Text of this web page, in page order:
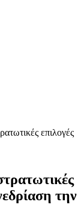
επιλογές
την